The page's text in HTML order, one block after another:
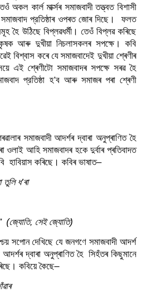
অকল কাৰ্ল মাৰ্ক্সৰ সমাজবাদী তত্ত্বত বিশাসী
প্রতিষ্ঠাৰ ওপৰত জোৰ দিছে।  ফলত
হৈ উঠিছে বিপ্লৱধৰ্মী। তেওঁ বিপ্লৱ কৰিছে
কৃষক আৰু দুখীয়া নিচলাসকলৰ সপক্ষে। কবি
বিশ্বাস কৰে যে সমাজবাদেই দুখীয়া শ্ৰেণীৰ
এই শ্ৰেণীটো সমাজবাদৰ সপক্ষে সৰৱ হৈ
প্রতিষ্ঠা হ’ব আৰু সমাজৰ পৰা শ্ৰেণী
সমাজবাদী আদৰ্শৰ দ্বাৰা অনুপ্ৰাণিত হৈ
ওলাই আহি সমাজবাদৰ হকে দুৰ্বাৰ প্ৰতিবাদত
হাবিয়াস কৰিছে। কবিৰ ভাষাত–
ধ’ৰা
(জ্যোতি, সেই জ্যোতি)
সপোন দেখিছে যে জনগণে সমাজবাদী আদৰ্শ
দ্বাৰা অনুপ্ৰাণিত হৈ  সিহঁতৰ কিছুমানে
কবিয়ে কৈছে–